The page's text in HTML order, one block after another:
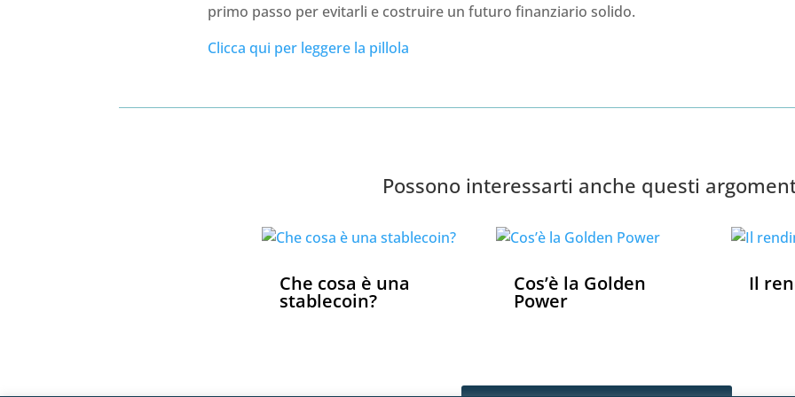
primo passo per evitarli e costruire un futuro finanziario solido.
Clicca qui per leggere la pillola
Possono interessarti anche questi
Che cosa è una
stablecoin?
Cos’è la Golden
Power
Il